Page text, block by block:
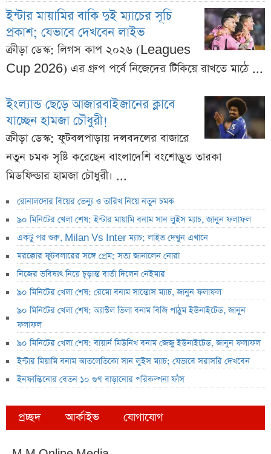
ইন্টার মায়ামির বাকি দুই ম্যাচের সূচি
প্রকাশ; যেভাবে দেখবেন লাইভ
ক্রীড়া ডেস্ক: লিগস কাপ ২০২৬ (Leagues
Cup 2026) এর গ্রুপ পর্বে নিজেদের টিকিয়ে রাখতে মাঠে ...
ইংল্যান্ড ছেড়ে আজারবাইজানের ক্লাবে
যাচ্ছেন হামজা চৌধুরী!
ক্রীড়া ডেস্ক: ফুটবলপাড়ায় দলবদলের বাজারে
নতুন চমক সৃষ্টি করেছেন বাংলাদেশি বংশোদ্ভূত তারকা
মিডফিল্ডার হামজা চৌধুরী। ...
রোনালদোর বিয়ের ভেন্যু ও তারিখ নিয়ে নতুন চমক
৯০ মিনিটের খেলা শেষ: ইন্টার মায়ামি বনাম সান লুইস ম্যাচ, জানুন ফলাফল
একটু পর শুরু, Milan Vs Inter ম্যাচ; লাইভ দেখুন এখানে
মরক্কোর ফুটবলারের সঙ্গে প্রেম; সত্য জানালেন নোরা
নিজের ভবিষ্যৎ নিয়ে চূড়ান্ত বার্তা দিলেন নেইমার
৯০ মিনিটের খেলা শেষ: রেমো বনাম সান্তোস ম্যাচ, জানুন ফলাফল
৯০ মিনিটের খেলা শেষ: অ্যাস্টল ভিলা বনাম বিজি পাঠুম ইউনাইটেড, জানুন
ফলাফল
৯০ মিনিটের খেলা শেষ: বায়ার্ন মিউনিখ বনাম জেজু ইউনাইটেড, জানুন ফলাফল
ইন্টার মিয়ামি বনাম আতলেতিকো সান লুইস ম্যাচ; যেভাবে সরাসরি দেখবেন
ইনফান্তিনোর বেতন ১০ গুণ বাড়ানোর পরিকল্পনা ফাঁস
প্রচ্ছদ আর্কাইভ যোগাযোগ